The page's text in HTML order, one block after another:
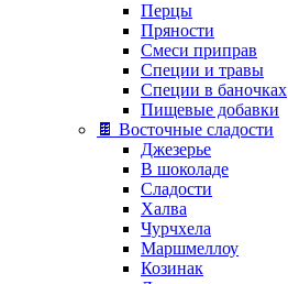
Перцы
Пряности
Смеси приправ
Специи и травы
Специи в баночках
Пищевые добавки
🍫 Восточные сладости
Джезерье
В шоколаде
Сладости
Халва
Чурчхела
Маршмеллоу
Козинак